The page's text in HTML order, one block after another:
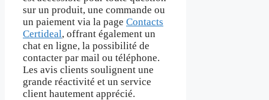
sur un produit, une commande ou
un paiement via la page Contacts
Certideal, offrant également un
chat en ligne, la possibilité de
contacter par mail ou téléphone.
Les avis clients soulignent une
grande réactivité et un service
client hautement apprécié.